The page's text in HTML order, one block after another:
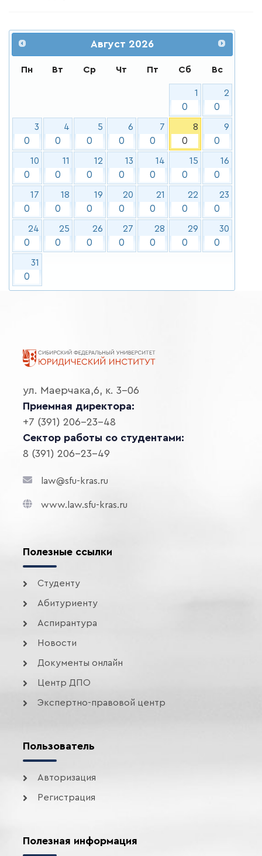
Август 2026
Пн Вт Ср Чт Пт Сб Вс
1
0
2
0
3
0
4
0
5
0
6
0
7
0
8
0
9
0
10
0
11
0
12
0
13
0
14
0
15
0
16
0
17
0
18
0
19
0
20
0
21
0
22
0
23
0
24
0
25
0
26
0
27
0
28
0
29
0
30
0
31
0
ул. Маерчака,6, к. 3-06
Приемная директора:
+7 (391) 206-23-48
Сектор работы со студентами:
8 (391) 206-23-49
law@sfu-kras.ru
www.law.sfu-kras.ru
Полезные ссылки
Студенту
Абитуриенту
Аспирантура
Новости
Документы онлайн
Центр ДПО
Экспертно-правовой центр
Пользователь
Авторизация
Регистрация
Полезная информация